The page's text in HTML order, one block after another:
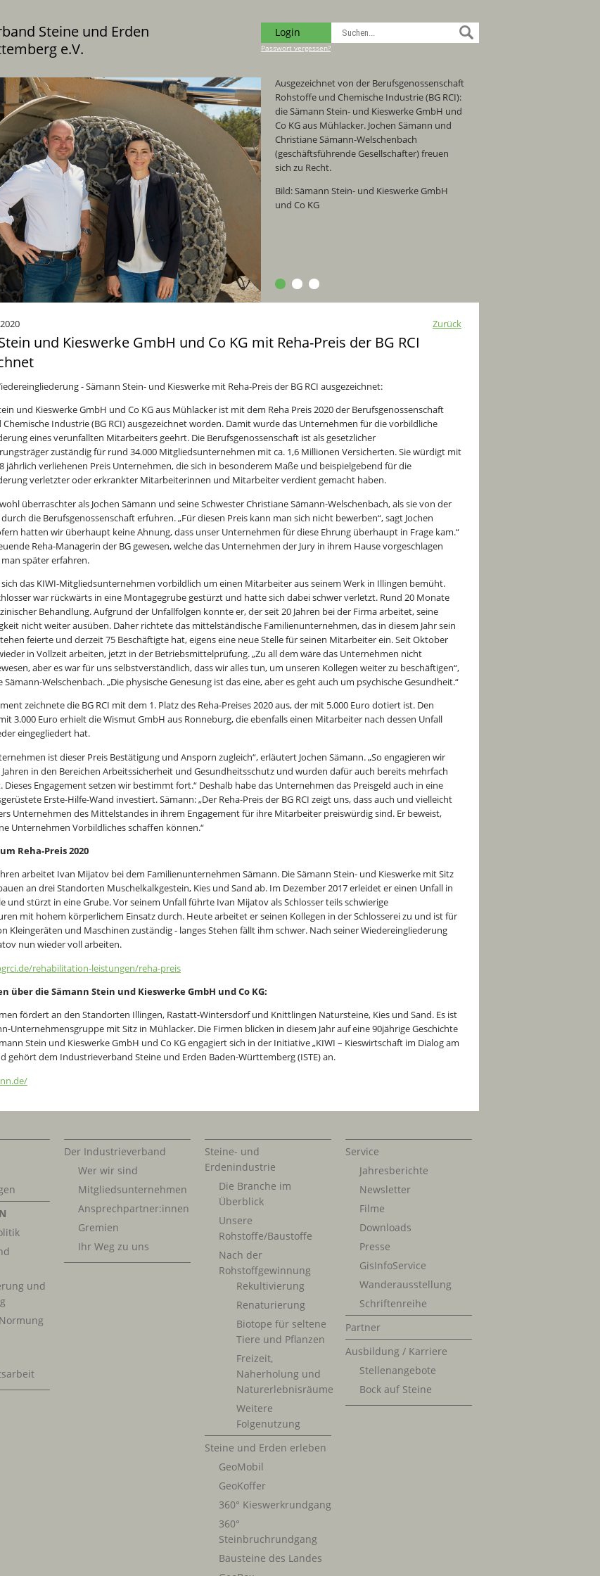
Steine und Erden
e.V.
Login
Passwort vergessen?
Ausgezeichnet von der Berufsgenossenschaft
Rohstoffe und Chemische Industrie (BG RCI):
die Sämann Stein- und Kieswerke GmbH und
Co KG aus Mühlacker. Jochen Sämann und
Christiane Sämann-Welschenbach
(geschäftsführende Gesellschafter) freuen
sich zu Recht.
Bild: Sämann Stein- und Kieswerke GmbH
und Co KG
Zurück
und Kieswerke GmbH und Co KG mit Reha-Preis der BG RCI
- Sämann Stein- und Kieswerke mit Reha-Preis der BG RCI ausgezeichnet:
und Kieswerke GmbH und Co KG aus Mühlacker ist mit dem Reha Preis 2020 der Berufsgenossenschaft
Industrie (BG RCI) ausgezeichnet worden. Damit wurde das Unternehmen für die vorbildliche
eines verunfallten Mitarbeiters geehrt. Die Berufsgenossenschaft ist als gesetzlicher
zuständig für rund 34.000 Mitgliedsunternehmen mit ca. 1,6 Millionen Versicherten. Sie würdigt mit
jährlich verliehenen Preis Unternehmen, die sich in besonderem Maße und beispielgebend für die
verletzter oder erkrankter Mitarbeiterinnen und Mitarbeiter verdient gemacht haben.
überraschter als Jochen Sämann und seine Schwester Christiane Sämann-Welschenbach, als sie von der
die Berufsgenossenschaft erfuhren. „Für diesen Preis kann man sich nicht bewerben“, sagt Jochen
hatten wir überhaupt keine Ahnung, dass unser Unternehmen für diese Ehrung überhaupt in Frage kam.“
Reha-Managerin der BG gewesen, welche das Unternehmen der Jury in ihrem Hause vorgeschlagen
später erfahren.
das KIWI-Mitgliedsunternehmen vorbildlich um einen Mitarbeiter aus seinem Werk in Illingen bemüht.
war rückwärts in eine Montagegrube gestürzt und hatte sich dabei schwer verletzt. Rund 20 Monate
Behandlung. Aufgrund der Unfallfolgen konnte er, der seit 20 Jahren bei der Firma arbeitet, seine
nicht weiter ausüben. Daher richtete das mittelständische Familienunternehmen, das in diesem Jahr sein
feierte und derzeit 75 Beschäftigte hat, eigens eine neue Stelle für seinen Mitarbeiter ein. Seit Oktober
in Vollzeit arbeiten, jetzt in der Betriebsmittelprüfung. „Zu all dem wäre das Unternehmen nicht
aber es war für uns selbstverständlich, dass wir alles tun, um unseren Kollegen weiter zu beschäftigen“,
Sämann-Welschenbach. „Die physische Genesung ist das eine, aber es geht auch um psychische Gesundheit.“
zeichnete die BG RCI mit dem 1. Platz des Reha-Preises 2020 aus, der mit 5.000 Euro dotiert ist. Den
3.000 Euro erhielt die Wismut GmbH aus Ronneburg, die ebenfalls einen Mitarbeiter nach dessen Unfall
eingegliedert hat.
ist dieser Preis Bestätigung und Ansporn zugleich“, erläutert Jochen Sämann. „So engagieren wir
Jahren in den Bereichen Arbeitssicherheit und Gesundheitsschutz und wurden dafür auch bereits mehrfach
Dieses Engagement setzen wir bestimmt fort.“ Deshalb habe das Unternehmen das Preisgeld auch in eine
Erste-Hilfe-Wand investiert. Sämann: „Der Reha-Preis der BG RCI zeigt uns, dass auch und vielleicht
Unternehmen des Mittelstandes in ihrem Engagement für ihre Mitarbeiter preiswürdig sind. Er beweist,
Unternehmen Vorbildliches schaffen können.“
Reha-Preis 2020
arbeitet Ivan Mijatov bei dem Familienunternehmen Sämann. Die Sämann Stein- und Kieswerke mit Sitz
an drei Standorten Muschelkalkgestein, Kies und Sand ab. Im Dezember 2017 erleidet er einen Unfall in
und stürzt in eine Grube. Vor seinem Unfall führte Ivan Mijatov als Schlosser teils schwierige
mit hohem körperlichem Einsatz durch. Heute arbeitet er seinen Kollegen in der Schlosserei zu und ist für
Kleingeräten und Maschinen zuständig - langes Stehen fällt ihm schwer. Nach seiner Wiedereingliederung
nun wieder voll arbeiten.
rehabilitation-leistungen/reha-preis
über die Sämann Stein und Kieswerke GmbH und Co KG:
fördert an den Standorten Illingen, Rastatt-Wintersdorf und Knittlingen Natursteine, Kies und Sand. Es ist
Unternehmensgruppe mit Sitz in Mühlacker. Die Firmen blicken in diesem Jahr auf eine 90jährige Geschichte
Stein und Kieswerke GmbH und Co KG engagiert sich in der Initiative „KIWI – Kieswirtschaft im Dialog am
gehört dem Industrieverband Steine und Erden Baden-Württemberg (ISTE) an.
und
Der Industrieverband
Wer wir sind
Mitgliedsunternehmen
Ansprechpartner:innen
Gremien
Ihr Weg zu uns
Steine- und
Erdenindustrie
Die Branche im
Überblick
Unsere
Rohstoffe/Baustoffe
Nach der
Rohstoffgewinnung
Rekultivierung
Renaturierung
Biotope für seltene
Tiere und Pflanzen
Freizeit,
Naherholung und
Naturerlebnisräume
Weitere
Folgenutzung
Steine und Erden erleben
GeoMobil
GeoKoffer
360° Kieswerkrundgang
360°
Steinbruchrundgang
Bausteine des Landes
Service
Jahresberichte
Newsletter
Filme
Downloads
Presse
GisInfoService
Wanderausstellung
Schriftenreihe
Partner
Ausbildung / Karriere
Stellenangebote
Bock auf Steine